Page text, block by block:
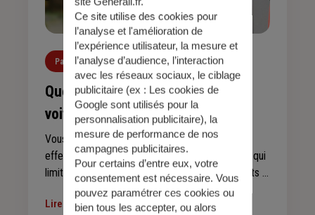
Particulier Auto Développement durable
Quelles primes pour l'achat d'une
voiture électrique ?
Vous souhaitez réduire vos émissions de gaz à
effet de serre ou anticiper les réglementations qui
limiteront l’usage des véhicules les plus polluants ?
L’État met à votre disposition plusieurs aides pour
faciliter le passage à un véhicule plus propre.
Lire l'article
Ce site utilise des cookies pour
l’analyse et l'amélioration de
l’expérience utilisateur, la mesure et
l’analyse d’audience, l’interaction
avec les réseaux sociaux, le ciblage
publicitaire (ex : Les cookies de
Google sont utilisés pour la
personnalisation publicitaire), la
mesure de performance de nos
campagnes publicitaires.
Pour certains d’entre eux, votre
consentement est nécessaire. Vous
pouvez paramétrer ces cookies ou
bien tous les accepter, ou alors